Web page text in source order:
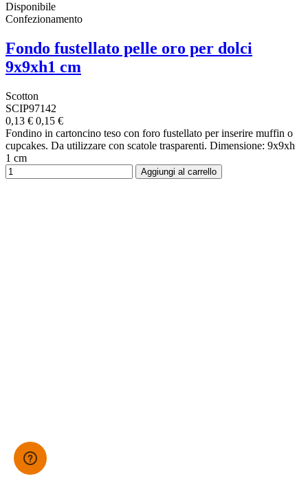
Disponibile
Confezionamento
Fondo fustellato pelle oro per dolci
9x9xh1 cm
Scotton
SCIP97142
0,13 € 0,15 €
Fondino in cartoncino teso con foro fustellato per inserire muffin o
cupcakes. Da utilizzare con scatole trasparenti. Dimensione: 9x9xh
1 cm
Aggiungi al carrello